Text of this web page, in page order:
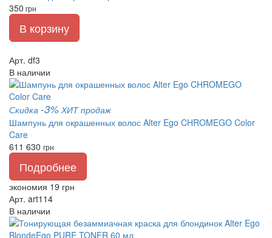
350 грн
В корзину
Арт. df3
В наличии
Скидка -3% ХИТ продаж
Шампунь для окрашенных волос Alter Ego CHROMEGO Color
Care
611 630 грн
Подробнее
экономия 19 грн
Арт. art114
В наличии